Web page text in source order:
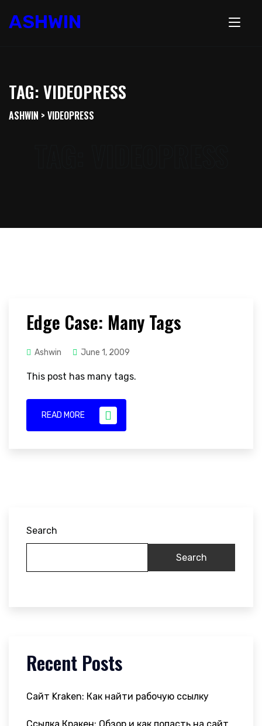
ASHWIN
TAG:VIDEOPRESS
ASHWIN > VIDEOPRESS
Edge Case: Many Tags
Ashwin June 1, 2009
This post has many tags.
READ MORE
Search
Search
Recent Posts
Сайт Kraken: Как найти рабочую ссылку